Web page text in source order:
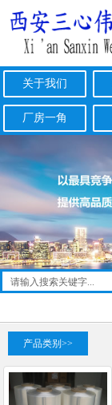
关于我们
厂房一角
产品类别>>